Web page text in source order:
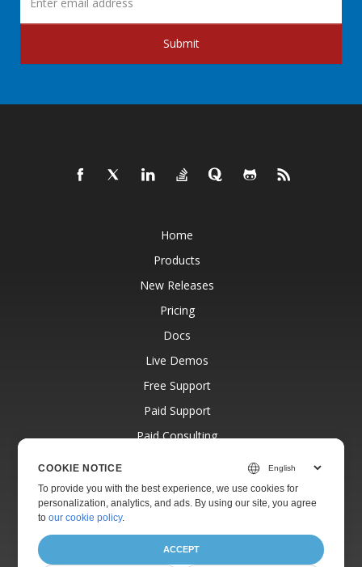
Submit
Home
Products
New Releases
Pricing
Docs
Live Demos
Free Support
Paid Support
Paid Consulting
Websites
About
COOKIE NOTICE
To provide you with the best experience, we use cookies for
personalization, analytics, and ads. By using our site, you agree
toour cookie policy.
ACCEPT